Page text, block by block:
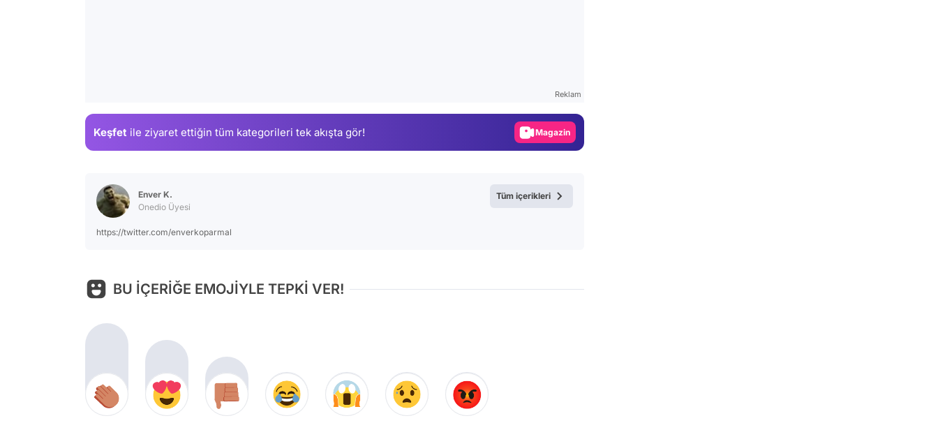
Reklam
Keşfet ile ziyaret ettiğin tüm kategorileri tek akışta gör! Magazin
Enver K.
Onedio Üyesi
https://twitter.com/enverkoparmal
Tüm içerikleri
BU İÇERİĞE EMOJİYLE TEPKİ VER!